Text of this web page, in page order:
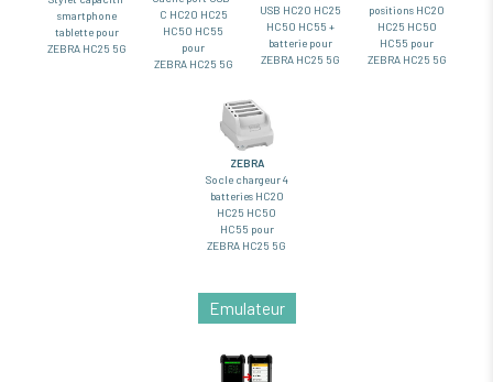
smartphone
tablette pour
ZEBRA HC25 5G
C HC20 HC25
HC50 HC55
pour
ZEBRA HC25 5G
USB HC20 HC25
HC50 HC55 +
batterie pour
ZEBRA HC25 5G
positions HC20
HC25 HC50
HC55 pour
ZEBRA HC25 5G
ZEBRA
Socle chargeur 4
batteries HC20
HC25 HC50
HC55 pour
ZEBRA HC25 5G
Emulateur